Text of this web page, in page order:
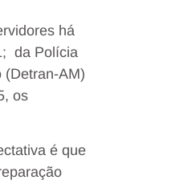
há
da Polícia
(Detran-AM)
os
é que